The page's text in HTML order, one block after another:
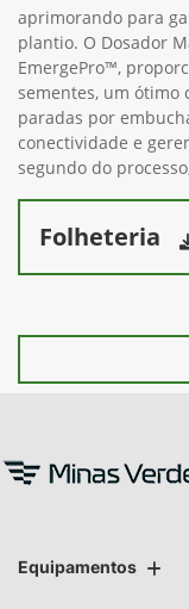
aprimorando para
plantio. O Dosador
EmergePro™,
sementes, um ótimo
paradas por
conectividade e
segundo do
Folheteria
Equipamentos